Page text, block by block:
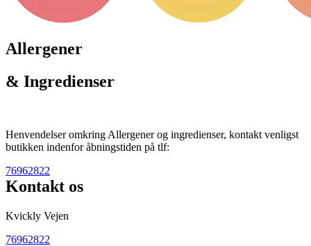
Allergener
& Ingredienser
Henvendelser omkring Allergener og ingredienser, kontakt venligst
butikken indenfor åbningstiden på tlf:
76962822
Kontakt os
Kvickly Vejen
76962822